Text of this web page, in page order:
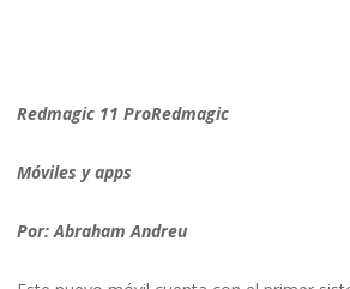
Redmagic 11 ProRedmagic
Móviles y apps
Por: Abraham Andreu